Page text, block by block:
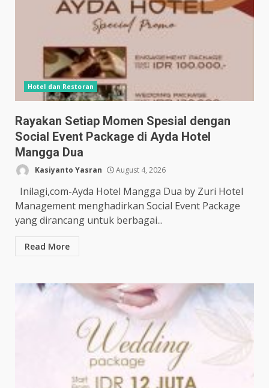
Hotel dan Restoran
Rayakan Setiap Momen Spesial dengan
Social Event Package di Ayda Hotel
Mangga Dua
Kasiyanto Yasran August 4, 2026
Inilagi,com-Ayda Hotel Mangga Dua by Zuri Hotel
Management menghadirkan Social Event Package
yang dirancang untuk berbagai...
Read More